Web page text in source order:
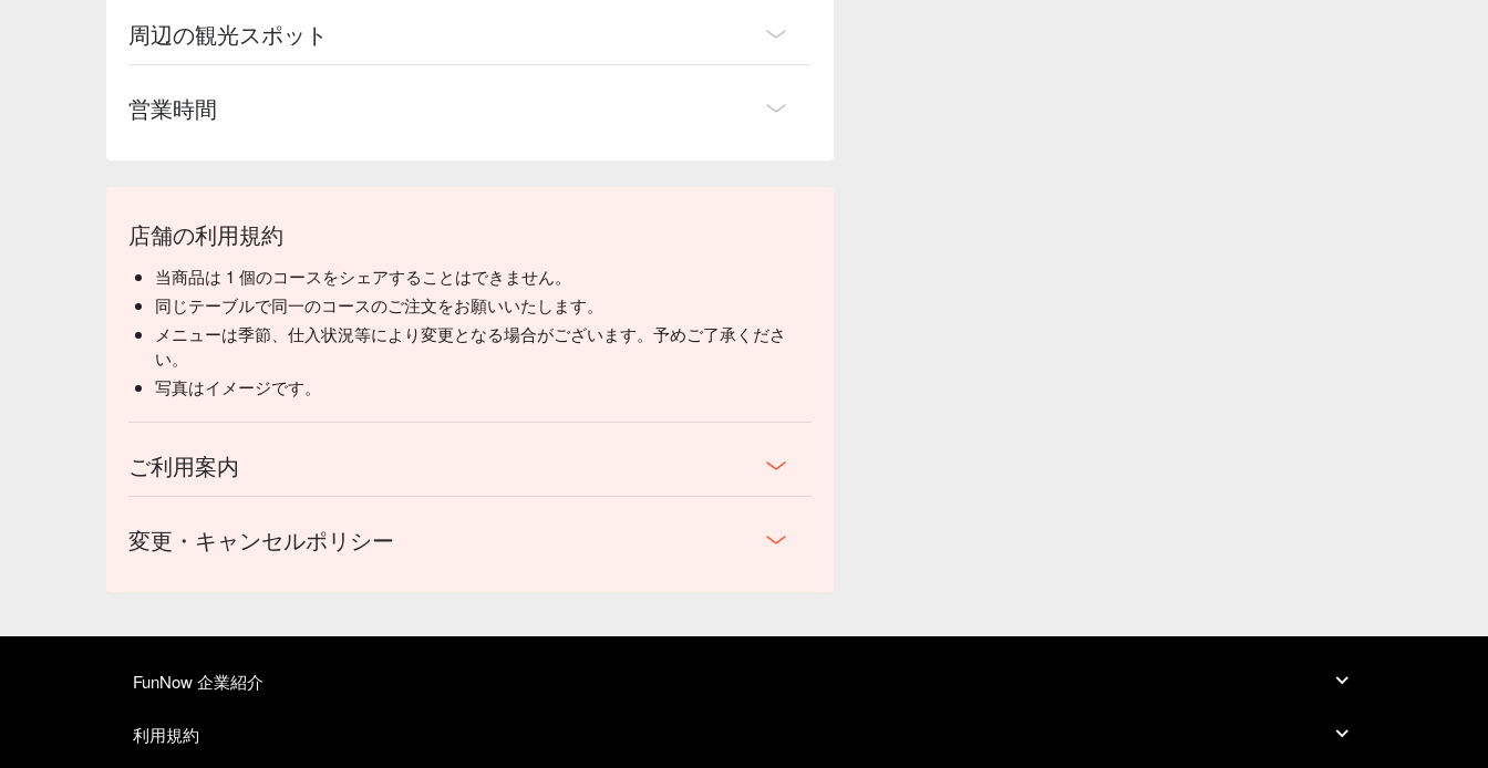
周辺の観光スポット
営業時間
店舗の利用規約
当商品は 1 個のコースをシェアすることはできません。
同じテーブルで同一のコースのご注文をお願いいたします。
メニューは季節、仕入状況等により変更となる場合がございます。予めご了承くださ
い。
写真はイメージです。
ご利用案内
変更・キャンセルポリシー
FunNow 企業紹介
利用規約